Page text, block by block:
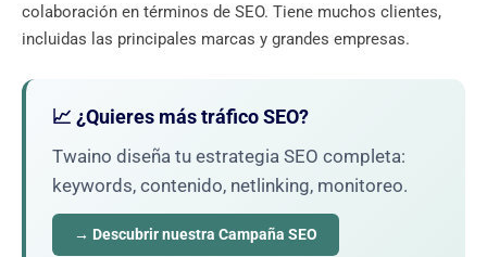
colaboración en términos de SEO. Tiene muchos clientes,
incluidas las principales marcas y grandes empresas.
📈 ¿Quieres más tráfico SEO?
Twaino diseña tu estrategia SEO completa:
keywords, contenido, netlinking, monitoreo.
→ Descubrir nuestra Campaña SEO